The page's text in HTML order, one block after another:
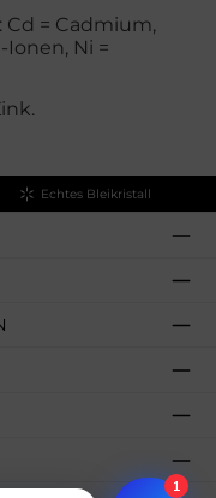
= Cadmium,
Ni =
Echtes Bleikristall
1